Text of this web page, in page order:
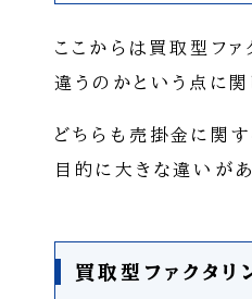
ここからは買取型フ
違うのかという点に関
どちらも売掛金に関
目的に大きな違いが
買取型ファクタ